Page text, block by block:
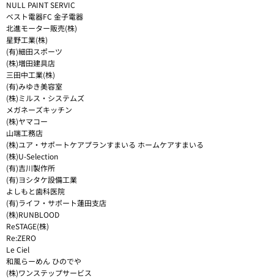
NULL PAINT SERVIC
ベスト電器FC 金子電器
北進モーター販売(株)
星野工業(株)
(有)細田スポーツ
(株)増田建具店
三田中工業(株)
(有)みゆき美容室
(株)ミルス・システムズ
メガネーズキッチン
(株)ヤマコー
山端工務店
(株)ユア・サポートケアプランすまいる ホームケアすまいる
(株)U-Selection
(有)吉川製作所
(有)ヨシタケ設備工業
よしもと歯科医院
(有)ライフ・サポート蓮田支店
(株)RUNBLOOD
ReSTAGE(株)
Re:ZERO
Le Ciel
和風らーめん ひのでや
(株)ワンステップサービス